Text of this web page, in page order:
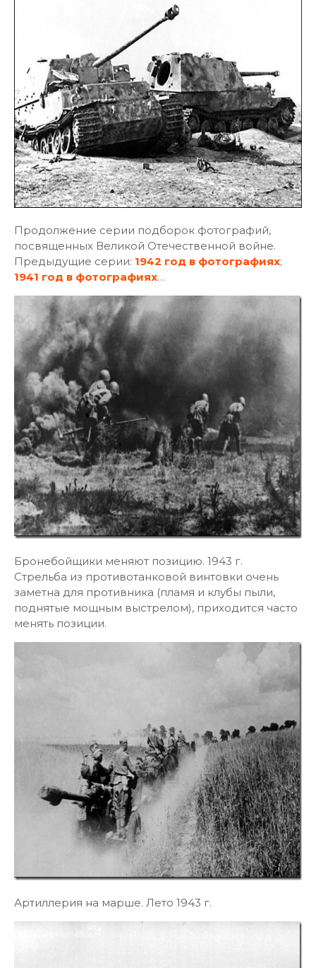
Продолжение серии подборок фотографий,
посвященных Великой Отечественной войне.
Предыдущие серии: 1942 год в фотографиях;
1941 год в фотографиях…
Бронебойщики меняют позицию. 1943 г.
Стрельба из противотанковой винтовки очень
заметна для противника (пламя и клубы пыли,
поднятые мощным выстрелом), приходится часто
менять позиции.
Артиллерия на марше. Лето 1943 г.